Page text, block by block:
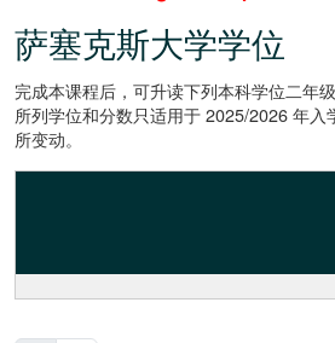
萨塞克斯大学学位
完成本课程后，可升读下列本科学位二年
所列学位和分数只适用于 2025/2026 年入
所变动。